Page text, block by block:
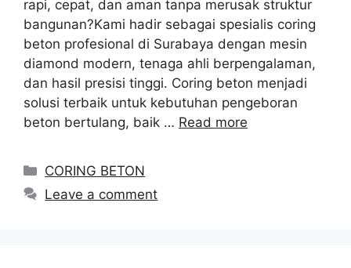
rapi, cepat, dan aman tanpa merusak struktur
bangunan?Kami hadir sebagai spesialis coring
beton profesional di Surabaya dengan mesin
diamond modern, tenaga ahli berpengalaman,
dan hasil presisi tinggi. Coring beton menjadi
solusi terbaik untuk kebutuhan pengeboran
beton bertulang, baik … Read more
Categories
CORING BETON
Leave a comment